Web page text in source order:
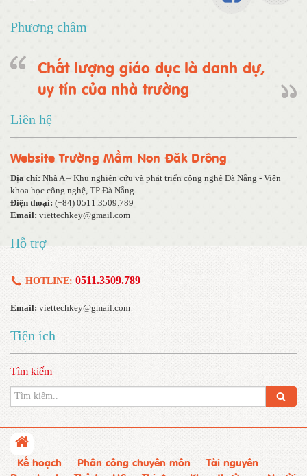
Phương châm
Chất lượng giáo dục là danh dự,
uy tín của nhà trường
Liên hệ
Website Trường Mầm Non Đăk Drông
Địa chỉ: Nhà A – Khu nghiên cứu và phát triển công nghệ Đà Nẵng - Viện
khoa học công nghệ, TP Đà Nẵng.
Điện thoại: (+84) 0511.3509.789
Email: viettechkey@gmail.com
Hỗ trợ
HOTLINE: 0511.3509.789
Email: viettechkey@gmail.com
Tiện ích
Tìm kiếm
Kế hoạch Phân công chuyên môn
Tài nguyên